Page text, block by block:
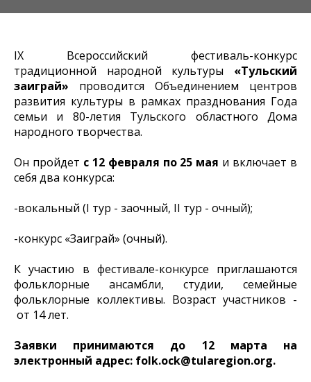
IX Всероссийский фестиваль-конкурс
традиционной народной культуры «Тульский
заиграй» проводится Объединением центров
развития культуры в рамках празднования Года
семьи и 80-летия Тульского областного Дома
народного творчества.
Он пройдет с 12 февраля по 25 мая и включает в
себя два конкурса:
-вокальный (I тур - заочный, II тур - очный);
-конкурс «Заиграй» (очный).
К участию в фестивале-конкурсе приглашаются
фольклорные ансамбли, студии, семейные
фольклорные коллективы. Возраст участников -
от 14 лет.
Заявки принимаются до 12 марта на
электронный адрес: folk.ock@tularegion.org.